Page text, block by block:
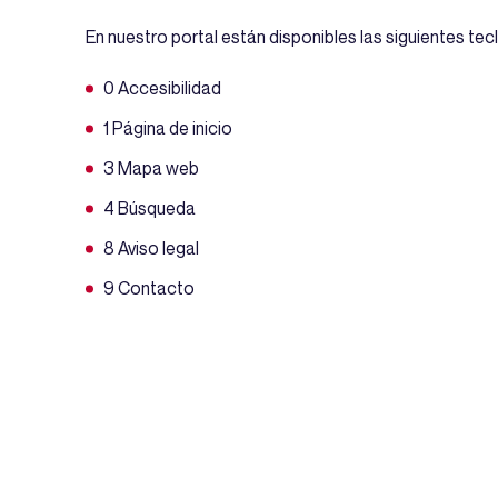
En nuestro portal están disponibles las siguientes
0 Accesibilidad
1 Página de inicio
3 Mapa web
4 Búsqueda
8 Aviso legal
9 Contacto